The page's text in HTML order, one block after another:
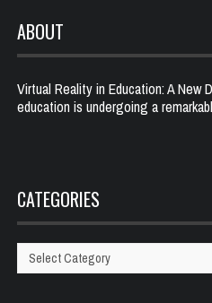
ABOUT
Virtual Reality in Education: A New
education is undergoing a
CATEGORIES
Categories